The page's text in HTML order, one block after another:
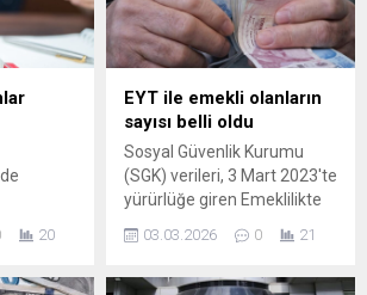
bin
20
EYT ile emekli olanların
sayısı belli oldu
Sosyal Güvenlik Kurumu
(SGK) verileri, 3 Mart 2023'te
yürürlüğe giren Emeklilikte
Yaşa Takılanlar (EYT)
düzenlemesi ile emekli
03.03.2026 0 21